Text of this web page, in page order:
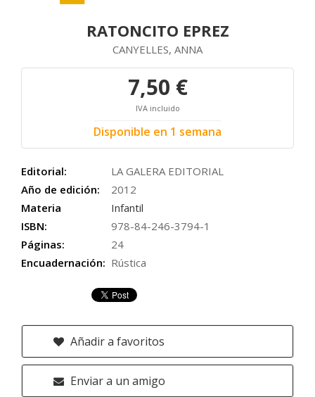
RATONCITO EPREZ
CANYELLES, ANNA
7,50 €
IVA incluido
Disponible en 1 semana
Editorial:
LA GALERA EDITORIAL
Año de edición:
2012
Materia
Infantil
ISBN:
978-84-246-3794-1
Páginas:
24
Encuadernación: Rústica
Añadir a favoritos
Enviar a un amigo